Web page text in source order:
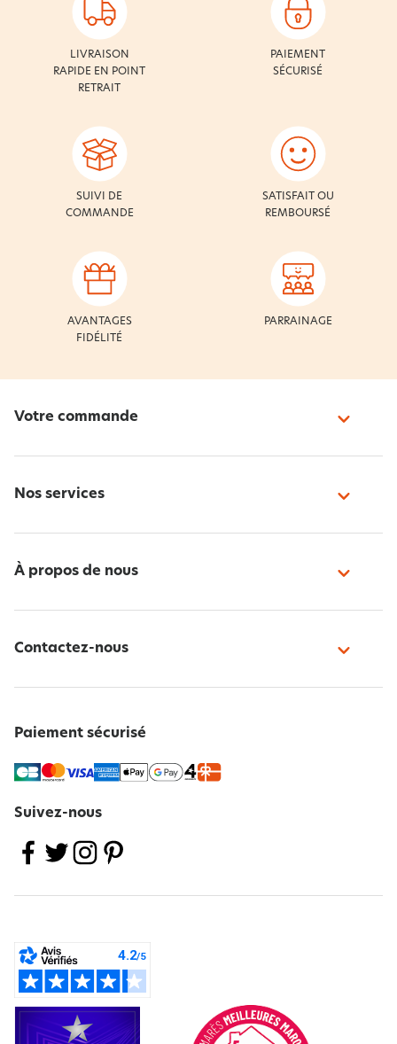
LIVRAISON
RAPIDE EN POINT
RETRAIT
PAIEMENT
SÉCURISÉ
SUIVI DE
COMMANDE
SATISFAIT OU
REMBOURSÉ
AVANTAGES
FIDÉLITÉ
PARRAINAGE
Votre commande
Nos services
À propos de nous
Contactez-nous
Paiement sécurisé
Suivez-nous